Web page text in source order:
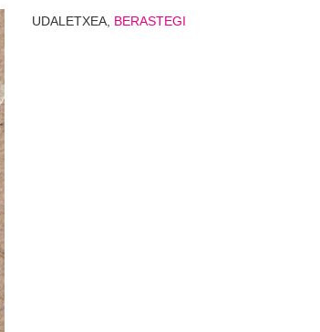
UDALETXEA, BERASTEGI